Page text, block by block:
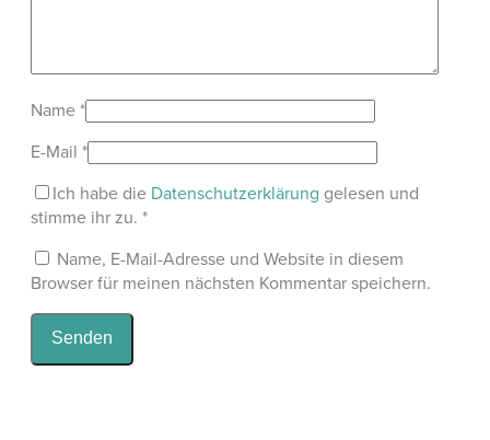
Name *
E-Mail *
Ich habe die Datenschutzerklärung gelesen und
stimme ihr zu. *
Name, E-Mail-Adresse und Website in diesem
Browser für meinen nächsten Kommentar speichern.